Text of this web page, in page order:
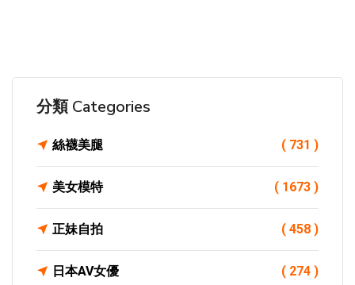
分類 Categories
絲襪美腿 ( 731 )
美女模特 ( 1673 )
正妹自拍 ( 458 )
日本AV女優 ( 274 )